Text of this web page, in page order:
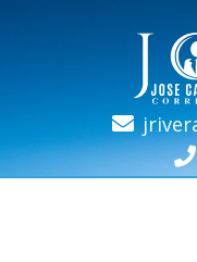
REG. SBS N-4686